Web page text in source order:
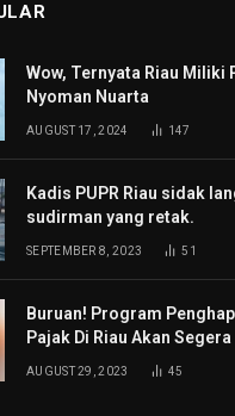
Wow, Ternyata Riau Miliki
Nyoman Nuarta
AUGUST 17, 2024 147
Kadis PUPR Riau sidak
sudirman yang retak.
SEPTEMBER 8, 2023 51
Buruan! Program
Pajak Di Riau Akan
AUGUST 29, 2023 45